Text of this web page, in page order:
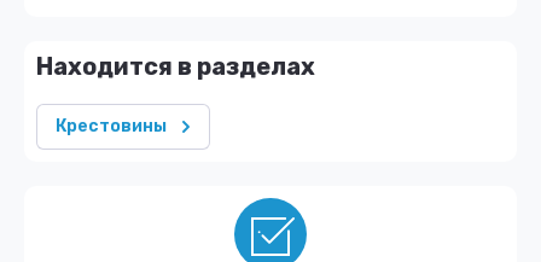
Находится в разделах
Крестовины